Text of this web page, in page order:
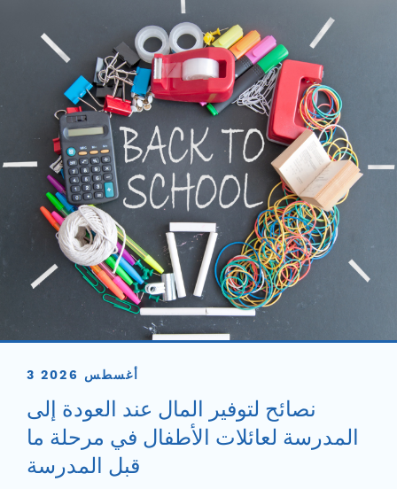
3 أغسطس 2026
نصائح لتوفير المال عند العودة إلى
المدرسة لعائلات الأطفال في مرحلة ما
قبل المدرسة